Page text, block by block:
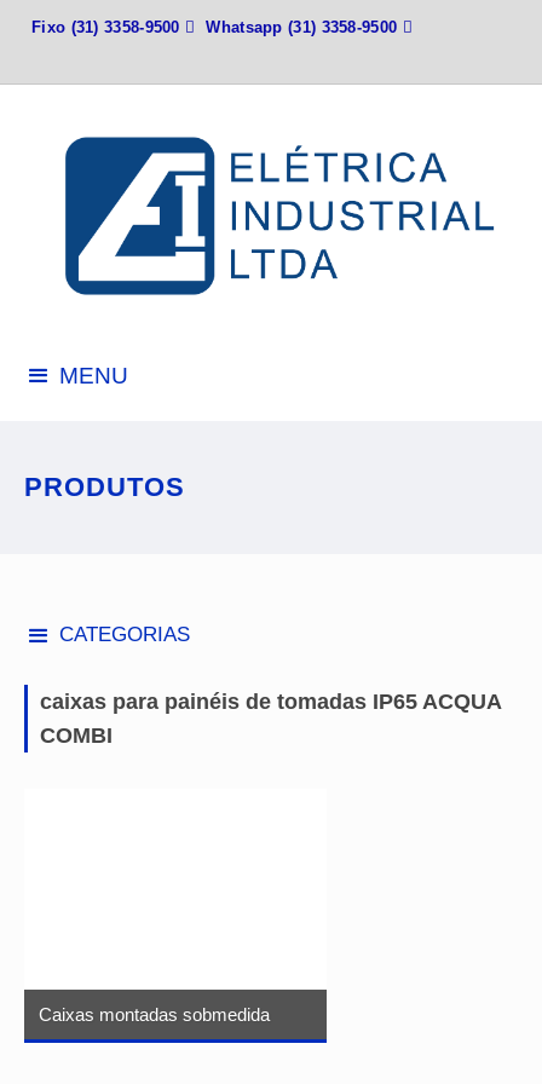
Fixo (31) 3358-9500  Whatsapp(31) 3358-9500 
MENU
PRODUTOS
CATEGORIAS
caixas para painéis de tomadas IP65 ACQUA
COMBI
Caixas montadas sobmedida